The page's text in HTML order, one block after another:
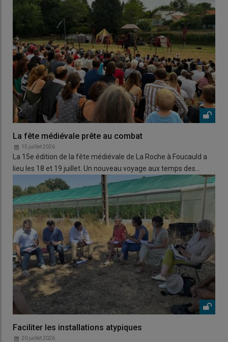
La fête médiévale prête au combat
15 juillet 2026
La 15e édition de la fête médiévale de La Roche à Foucauld a
lieu les 18 et 19 juillet. Un nouveau voyage aux temps des…
Faciliter les installations atypiques
20 juillet 2026